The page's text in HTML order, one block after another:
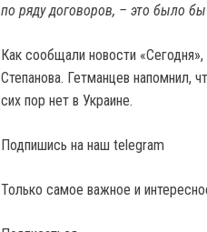
по ряду договоров, – это было
Как сообщали новости
Степанова. Гетманцев напомнил,
сих пор нет в Украине.
Подпишись на наш telegram
Только самое важное и